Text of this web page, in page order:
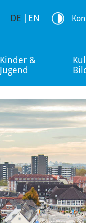
Kinder &
Jugend
DE EN